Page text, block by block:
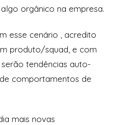
orgânico na empresa.
esse cenário , acredito
produto/squad, e com
tendências auto-
comportamentos de
mais novas